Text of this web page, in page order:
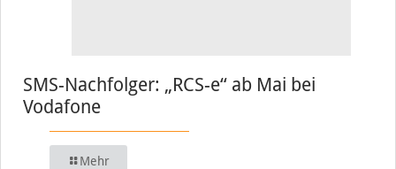
SMS-Nachfolger: „RCS-e“ ab Mai bei
Vodafone
Mehr